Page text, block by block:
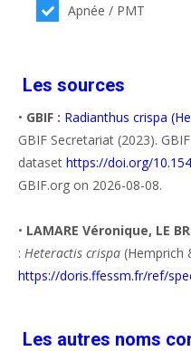
Apnée / PMT
Les sources
• GBIF : Radianthus crispa
GBIF Secretariat (2023).
dataset https://doi.org/
GBIF.org on 2026-08-08.
• LAMARE Véronique, LE
: Heteractis crispa (Hemprich
https://doris.ffessm.fr/ref/
Les autres noms